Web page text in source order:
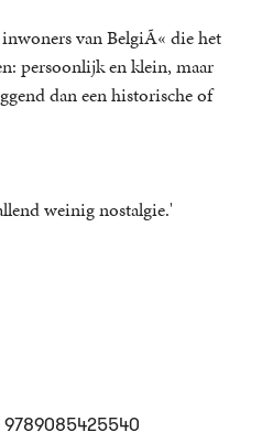
van BelgiÃ« die het
persoonlijk en klein, maar
dan een historische of
weinig nostalgie.'
9789085425540